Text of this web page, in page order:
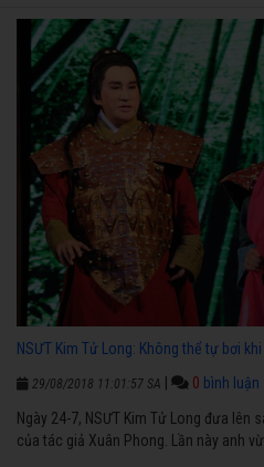
NSƯT Kim Tử Long: Không thể tự bơi
29/08/2018 11:01:57 SA 0 bình luận
Ngày 24-7, NSƯT Kim Tử Long đưa lên
của tác giả Xuân Phong. Lần này anh